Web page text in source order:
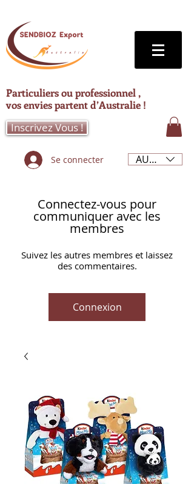
Particuliers ou professionnel ,
vos envies partent d’Australie !
Inscrivez Vous !
Se connecter AUD (AU$)
Connectez-vous pour
communiquer avec les
membres
Suivez les autres membres et laissez
des commentaires.
Connexion